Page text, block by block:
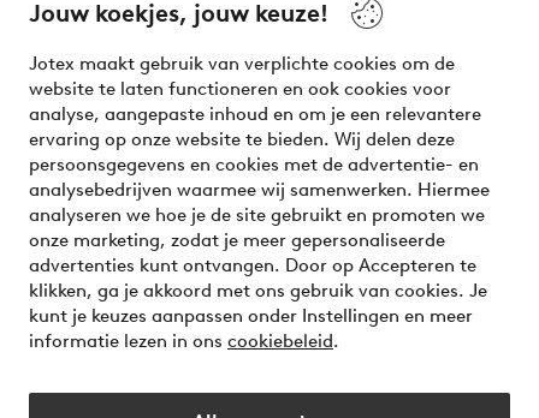
Jouw koekjes, jouw keuze!
Jotex maakt gebruik van verplichte cookies om de
website te laten functioneren en ook cookies voor
analyse, aangepaste inhoud en om je een relevantere
ervaring op onze website te bieden. Wij delen deze
persoonsgegevens en cookies met de advertentie- en
analysebedrijven waarmee wij samenwerken. Hiermee
analyseren we hoe je de site gebruikt en promoten we
onze marketing, zodat je meer gepersonaliseerde
advertenties kunt ontvangen. Door op Accepteren te
klikken, ga je akkoord met ons gebruik van cookies. Je
kunt je keuzes aanpassen onder Instellingen en meer
informatie lezen in ons cookiebeleid.
your wardrobe. Your next inspiring look is here!
Veilig betalen - Nu betalen of opsplitsen
Wil je meer weten over onze betaalopties?